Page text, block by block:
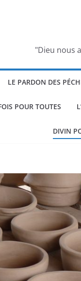
"Dieu nous
LE PARDON DES
POUR TOUTES
DIVIN